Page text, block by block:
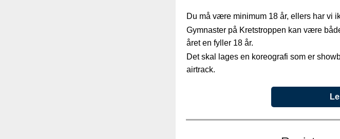
Du må være minimum 18 år, ellers har vi
Gymnaster på Kretstroppen kan være
året en fyller 18 år.
Det skal lages en koreografi som er
airtrack.